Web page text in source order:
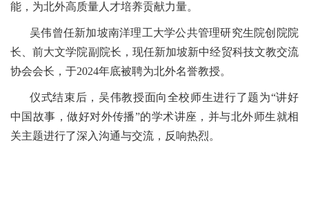
能，为北外高质量人才培养贡献力量。
吴伟曾任新加坡南洋理工大学公共管理研究生院创院院
长、前大文学院副院长，现任新加坡新中经贸科技文教交流
协会会长，于2024年底被聘为北外名誉教授。
仪式结束后，吴伟教授面向全校师生进行了题为“讲好
中国故事，做好对外传播”的学术讲座，并与北外师生就相
关主题进行了深入沟通与交流，反响热烈。